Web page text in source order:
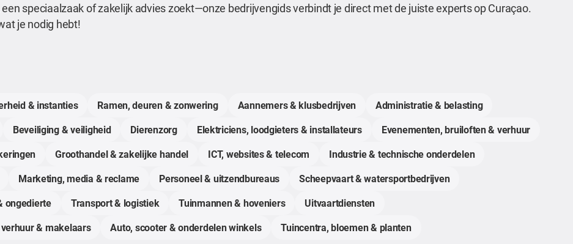
speciaalzaak of zakelijk advies zoekt—onze bedrijvengids verbindt je direct met de juiste experts op Curaçao.
je nodig hebt!
& instanties Ramen, deuren & zonwering Aannemers & klusbedrijven
Administratie & belasting
Beveiliging & veiligheid Dierenzorg Elektriciens, loodgieters & installateurs
Evenementen, bruiloften & verhuur
Groothandel & zakelijke handel ICT, websites & telecom
Industrie & technische onderdelen
Marketing, media & reclame Personeel & uitzendbureaus
Scheepvaart & watersportbedrijven
ongedierte Transport & logistiek Tuinmannen & hoveniers
Uitvaartdiensten
& makelaars Auto, scooter & onderdelen winkels Tuincentra, bloemen & planten